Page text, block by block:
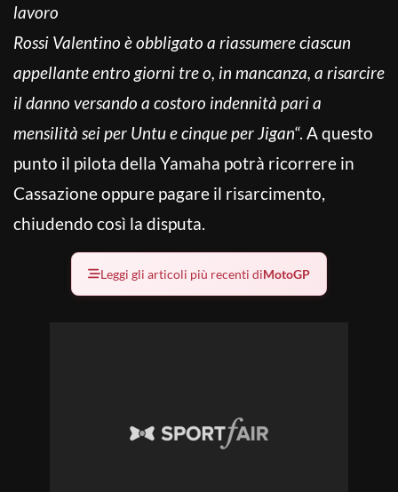
lavoro
Rossi Valentino è obbligato a riassumere ciascun
appellante entro giorni tre o, in mancanza, a risarcire
il danno versando a costoro indennità pari a
mensilità sei per Untu e cinque per Jigan“. A questo
punto il pilota della Yamaha potrà ricorrere in
Cassazione oppure pagare il risarcimento,
chiudendo così la disputa.
Leggi gli articoli più recenti diMotoGP